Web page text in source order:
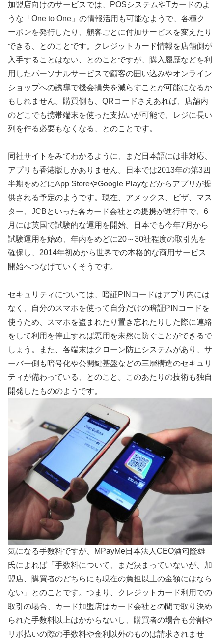
加盟店向けのサービスでは、POSシステムやTカードのよ
うな「One to One」の情報活用も可能なようで、各種ク
ーポンを発行したり、顧客ごとに付加サービスを変えたり
できる、とのことです。クレジットカード情報を店舗側が
入手することはない、とのことですが、購入履歴などを利
用したパーソナルサービスで顧客の囲い込みやオンライン
ショップへの誘導で機会損失を減らすことが可能になるか
もしれません。購買側も、QRコードさえあれば、店舗内
のどこでも携帯端末を使った支払いが可能で、レジに長い
列を作る必要もなくなる、とのことです。
同社サイトをみてわかるように、まだ日本語には非対応、
アプリも香港版しかありません。日本では2013年の第3四
半期をめどにApp StoreやGoogle Playなどからアプリが提
供される予定のようです。現在、アメックス、ビザ、マス
ター、JCBといった各カード会社との提携が進行中で、6
月には英国で試験的な運用を開始。日本でも今年7月から
試験運用を始め、年内をめどに20～30社程度の取引先を
確保し、2014年初めから世界での本格的な商用サービス
開始へつなげていくそうです。
セキュリティについては、暗証PINコードはアプリ内には
なく、自分のスマホを使って自分だけの暗証PINコードを
使うため、スマホを盗まれたり置き忘れたりした際に連絡
をして利用を停止すれば悪用を未然に防ぐことができるで
しょう。また、各端末はクローン防止システムがあり、サ
ーバー側も暗号化や公開鍵基盤などの三層構造のセキュリ
ティが備わっている、とのこと。このあたりの技術も独自
開発したもののようです。
気になる手数料ですが、MPayMe日本法人CEO酒匂隆雄
氏によれば「手数料について、まだ決まっていないが、加
盟店、購買者のどちらにも現在の負担以上の金額にはなら
ない」とのことです。つまり、クレジットカード利用での
取引の場合、カード加盟店はカード会社との間で取り決め
られた手数料以上はかからないし、購買者の場合も分割や
リボ払いの際の手数料や金利以外のものは請求されませ